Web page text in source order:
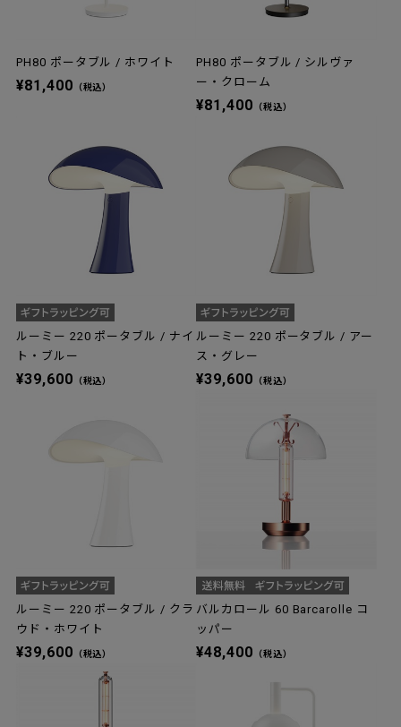
PH80 ポータブル / ホワイト
¥81,400 （税込）
PH80 ポータブル / シルヴァ
ー・クローム
¥81,400 （税込）
ルーミー 220 ポータブル / ナイ
ト・ブルー
¥39,600 （税込）
ルーミー 220 ポータブル / アー
ス・グレー
¥39,600 （税込）
ルーミー 220 ポータブル / クラ
ウド・ホワイト
¥39,600 （税込）
バルカロール 60 Barcarolle コ
ッパー
¥48,400 （税込）